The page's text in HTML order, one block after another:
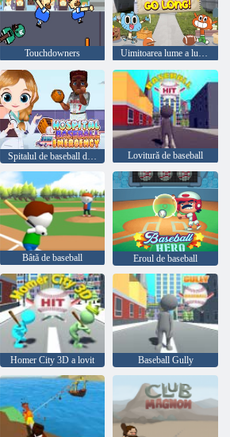
Touchdowners Uimitoarea lume a lui Gumball Go Long!
Spitalul de baseball de urgență Lovitură de baseball
Bâtă de baseball Eroul de baseball
Homer City 3D a lovit Baseball Gully